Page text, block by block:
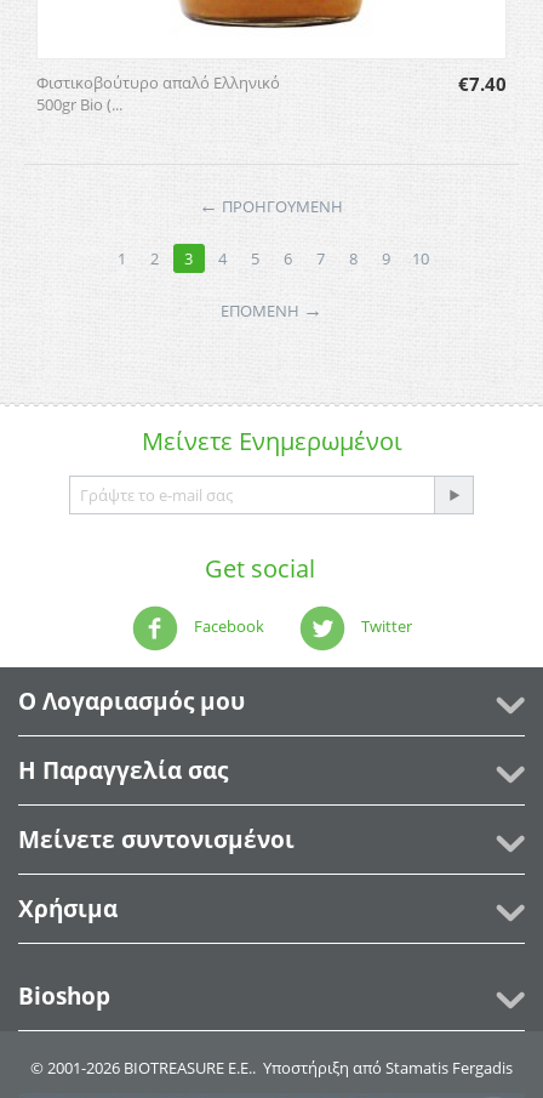
Φιστικοβούτυρο απαλό Ελληνικό
500gr Βio (...
€7.40
← ΠΡΟΗΓΟΥΜΕΝΗ
1 2 3 4 5 6 7 8 9 10
ΕΠΌΜΕΝΗ →
Μείνετε Ενημερωμένοι
Get social
Facebook Twitter
Ο Λογαριασμός μου
Η Παραγγελία σας
Μείνετε συντονισμένοι
Χρήσιμα
Bioshop
© 2001-2026 BIOTREASURE Ε.Ε.. Υποστήριξη από Stamatis Fergadis